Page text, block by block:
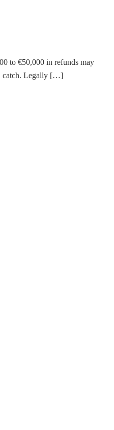
to €50,000 in refunds may
a catch. Legally […]